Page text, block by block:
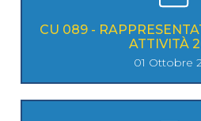
CU 089 -
ATTIVITÀ
01 Ottobre